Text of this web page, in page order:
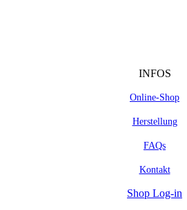
INFOS
Online-Shop
Herstellung
FAQs
Kontakt
Shop Log-in